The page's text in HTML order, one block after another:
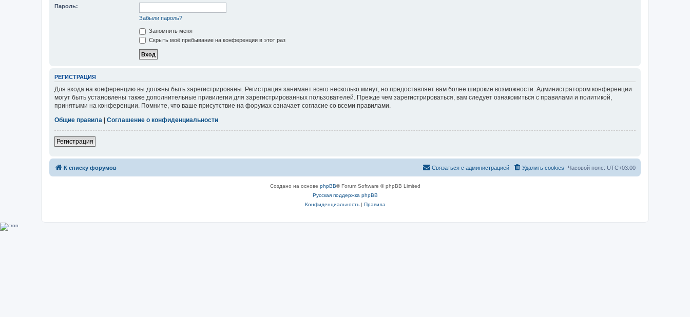
Пароль:
Забыли пароль?
Запомнить меня
Скрыть моё пребывание на конференции в этот раз
РЕГИСТРАЦИЯ
Для входа на конференцию вы должны быть зарегистрированы. Регистрация занимает всего несколько минут, но предоставляет вам более широкие возможности. Администратором конференции
могут быть установлены также дополнительные привилегии для зарегистрированных пользователей. Прежде чем зарегистрироваться, вам следует ознакомиться с правилами и политикой,
принятыми на конференции. Помните, что ваше присутствие на форумах означает согласие со всеми правилами.
Общие правила | Соглашение о конфиденциальности
Регистрация
К списку форумов Часовой пояс: UTC+03:00
Удалить cookies
Связаться с администрацией
Создано на основе phpBB® Forum Software © phpBB Limited
Русская поддержка phpBB
Конфиденциальность| Правила